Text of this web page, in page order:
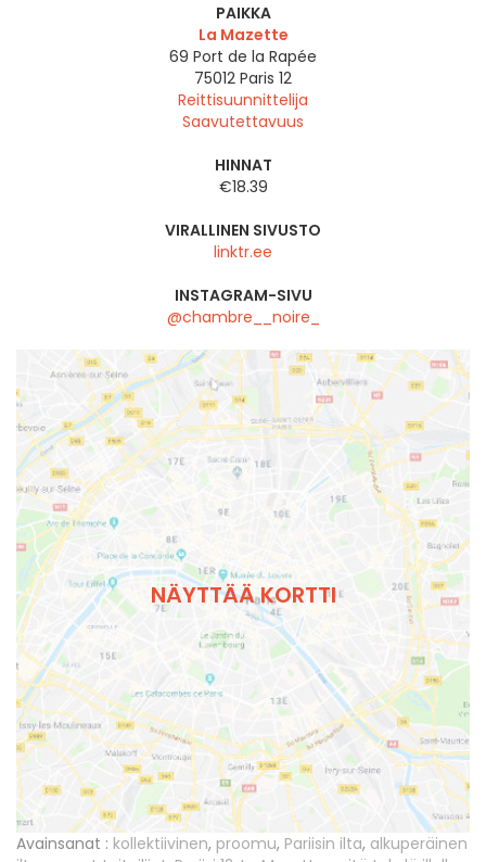
PAIKKA
La Mazette
69 Port de la Rapée
75012 Paris 12
Reittisuunnittelija
Saavutettavuus
HINNAT
€18.39
VIRALLINEN SIVUSTO
linktr.ee
INSTAGRAM-SIVU
@chambre__noire_
NÄYTTÄÄ KORTTI
Avainsanat : kollektiivinen, proomu, Pariisin ilta, alkuperäinen